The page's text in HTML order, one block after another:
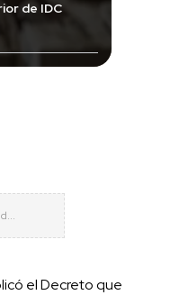
de IDC
el Decreto que